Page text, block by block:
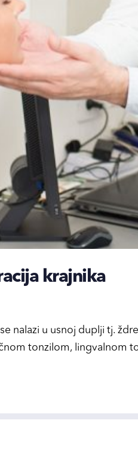
krajnika
nalazi u usnoj duplji tj.
tonzilom, lingvalnom